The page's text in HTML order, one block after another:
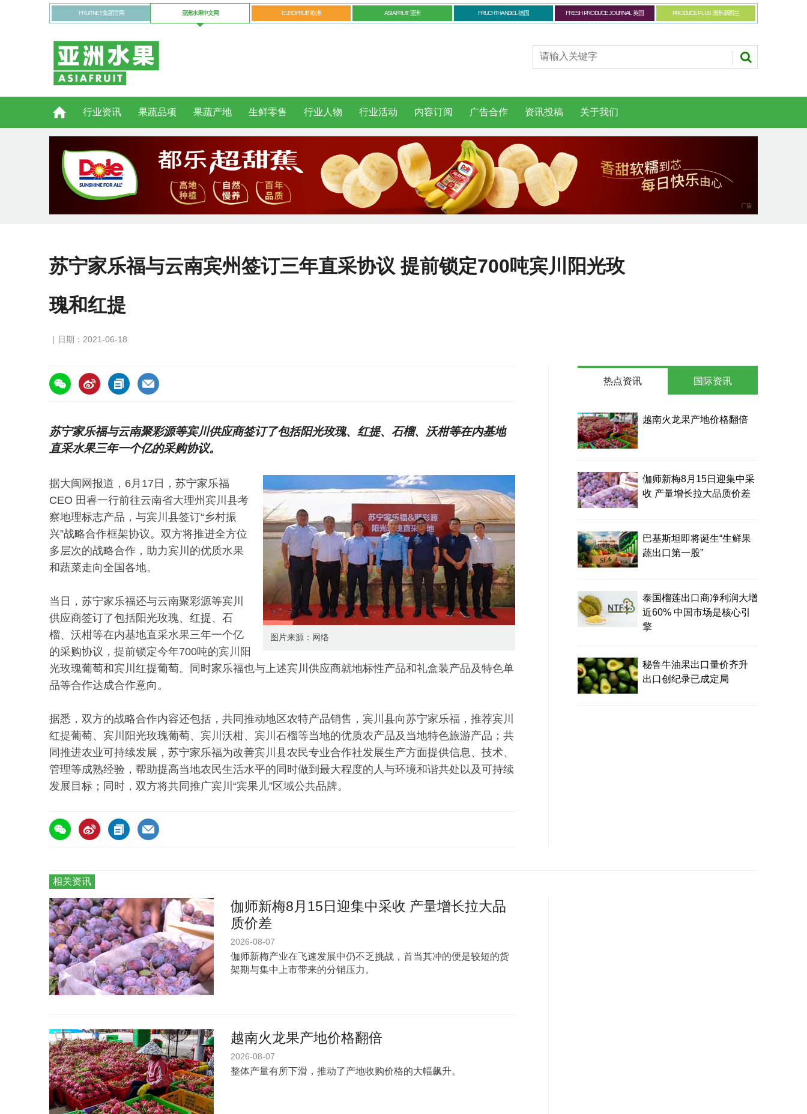
FRUITNET 集团官网 亚洲水果中文网 EUROFRUIT 欧洲 ASIAFRUIT 亚洲 FRUCHTHANDEL 德国 FRESH PRODUCE JOURNAL 英国 PRODUCE PLUS 澳洲-新西兰
行业资讯 果蔬品项 果蔬产地 生鲜零售 行业人物 行业活动 内容订阅 广告合作 资讯投稿 关于我们
苏宁家乐福与云南宾州签订三年直采协议 提前锁定700吨宾川阳光玫
瑰和红提
日期：2021-06-18
https://asiafruitchina.net/20863.html
苏宁家乐福与云南聚彩源等宾川供应商签订了包括阳光玫瑰、红提、石榴、沃柑等在内基地
直采水果三年一个亿的采购协议。
图片来源：网络
据大闽网报道，6月17日，苏宁家乐福
CEO 田睿一行前往云南省大理州宾川县考
察地理标志产品，与宾川县签订“乡村振
兴”战略合作框架协议。双方将推进全方位
多层次的战略合作，助力宾川的优质水果
和蔬菜走向全国各地。
当日，苏宁家乐福还与云南聚彩源等宾川
供应商签订了包括阳光玫瑰、红提、石
榴、沃柑等在内基地直采水果三年一个亿
的采购协议，提前锁定今年700吨的宾川阳
光玫瑰葡萄和宾川红提葡萄。同时家乐福也与上述宾川供应商就地标性产品和礼盒装产品及特色单
品等合作达成合作意向。
据悉，双方的战略合作内容还包括，共同推动地区农特产品销售，宾川县向苏宁家乐福，推荐宾川
红提葡萄、宾川阳光玫瑰葡萄、宾川沃柑、宾川石榴等当地的优质农产品及当地特色旅游产品；共
同推进农业可持续发展，苏宁家乐福为改善宾川县农民专业合作社发展生产方面提供信息、技术、
管理等成熟经验，帮助提高当地农民生活水平的同时做到最大程度的人与环境和谐共处以及可持续
发展目标；同时，双方将共同推广宾川“宾果儿”区域公共品牌。
热点资讯
越南火龙果产地价格翻倍
伽师新梅8月15日迎集中采
收 产量增长拉大品质价差
巴基斯坦即将诞生“生鲜果
蔬出口第一股”
泰国榴莲出口商净利润大增
近60% 中国市场是核心引
擎
秘鲁牛油果出口量价齐升
出口创纪录已成定局
国际资讯
相关资讯
伽师新梅8月15日迎集中采收 产量增长拉大品
质价差
2026-08-07
伽师新梅产业在飞速发展中仍不乏挑战，首当其冲的便是较短的货
架期与集中上市带来的分销压力。
越南火龙果产地价格翻倍
2026-08-07
整体产量有所下滑，推动了产地收购价格的大幅飙升。